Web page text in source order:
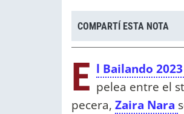
COMPARTÍ ESTA NOTA
E l Bailando 2023
pelea entre el
pecera, Zaira Nara